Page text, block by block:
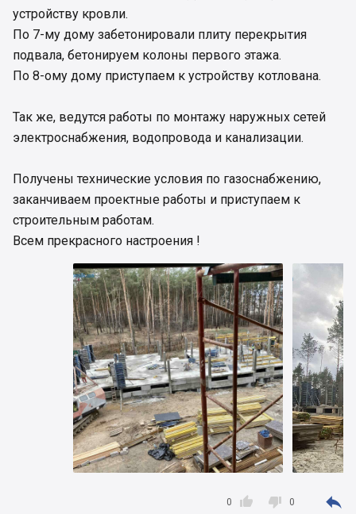
устройству кровли.
По 7-му дому забетонировали плиту перекрытия
подвала, бетонируем колоны первого этажа.
По 8-ому дому приступаем к устройству котлована.
Так же, ведутся работы по монтажу наружных сетей
электроснабжения, водопровода и канализации.
Получены технические условия по газоснабжению,
заканчиваем проектные работы и приступаем к
строительным работам.
Всем прекрасного настроения !

0  0 